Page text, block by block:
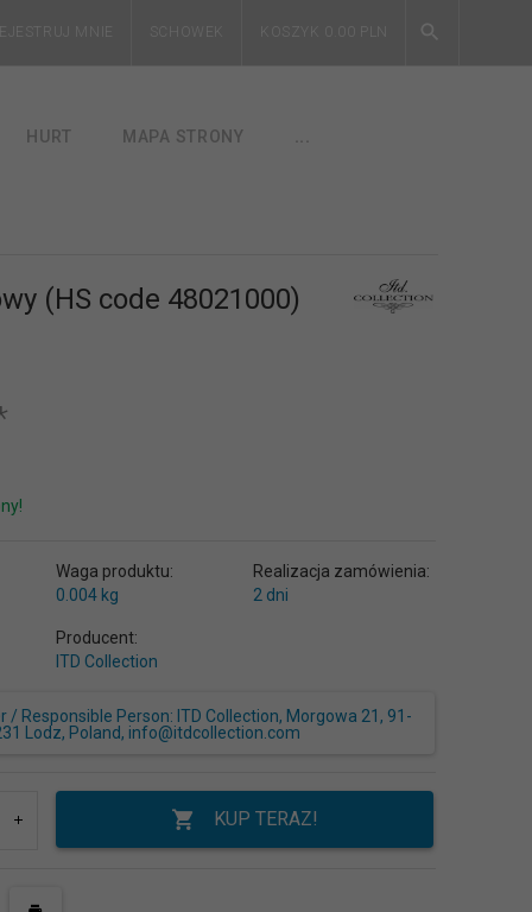
MNIE SCHOWEK KOSZYK
HURT MAPA STRONY
(HS code 48021000)
Waga produktu:
0.004 kg
Realizacja zamówienia:
2 dni
Producent:
ITD Collection
/ Responsible Person: ITD Collection, Morgowa 21, 91-
Lodz, Poland, info@itdcollection.com
KUP TERAZ!